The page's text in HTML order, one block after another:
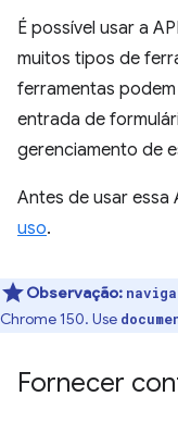
É possível usar a
muitos tipos de
ferramentas
entrada de
gerenciamento de
Antes de usar essa
uso.
Observação:
Chrome 150. Use
Fornecer